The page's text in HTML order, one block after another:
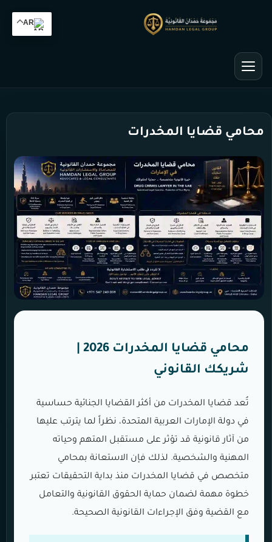
محامي قضايا المخدرات
شريكك القانوني
تُعد قضايا المخدرات من أكثر القضايا الجنائية حساسية
في دولة الإمارات العربية المتحدة، نظراً لما يترتب عليها
من آثار قانونية قد تؤثر على مستقبل المتهم وحياته
المهنية والشخصية. لذلك فإن الاستعانة بمحامي
متخصص في قضايا المخدرات منذ بداية التحقيقات تعتبر
خطوة مهمة لضمان حماية الحقوق القانونية والتعامل
مع القضية وفق الإجراءات القانونية الصحيحة.
AR